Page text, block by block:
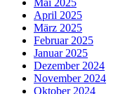
Mai 2025
April 2025
März 2025
Februar 2025
Januar 2025
Dezember 2024
November 2024
Oktober 2024